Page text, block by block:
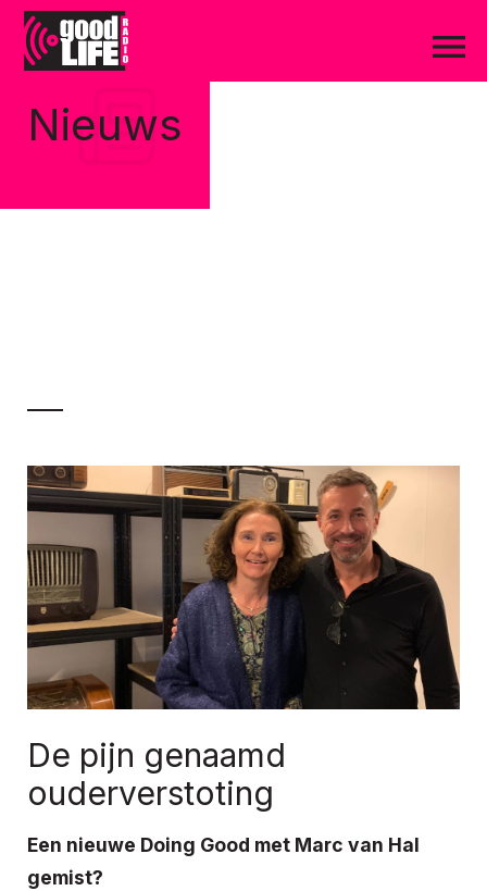
Nieuws
De pijn genaamd
ouderverstoting
Een nieuwe Doing Good met Marc van Hal
gemist?